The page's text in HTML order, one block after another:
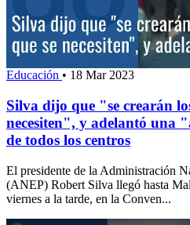
Educación • 18 Mar 2023
Silva dijo que "se crearán
necesiten", y adelantó una
de todos los centros
El presidente de la Administración
(ANEP) Robert Silva llegó hasta
viernes a la tarde, en la Conven...